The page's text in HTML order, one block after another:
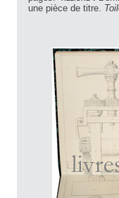
une pièce de titre.